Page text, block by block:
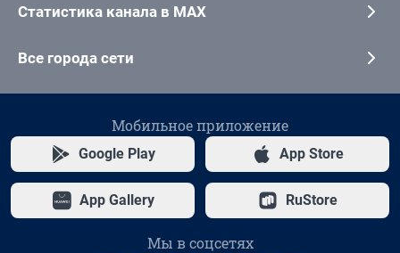
Статистика канала в MAX
Все города сети
Мобильное приложение
Google Play App Store
App Gallery RuStore
Мы в соцсетях